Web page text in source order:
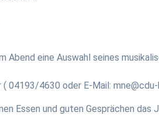
eine Auswahl seines
04193/4630 oder E-Mail: mne@cdu-
Essen und guten Gesprächen das